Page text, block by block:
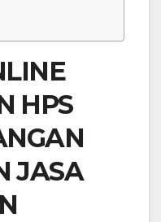
HPS
JASA